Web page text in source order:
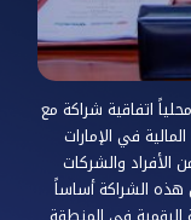
اتفاقية شراكة مع
في الإمارات
والشركات
هذه الشراكة أساساً